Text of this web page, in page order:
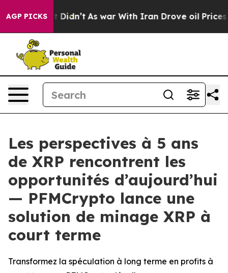
AGP PICKS
it Didn’t As war With Iran Drove oil Prices
Les perspectives à 5 ans
de XRP rencontrent les
opportunités d’aujourd’hui
— PFMCrypto lance une
solution de minage XRP à
court terme
Transformez la spéculation à long terme en profits à